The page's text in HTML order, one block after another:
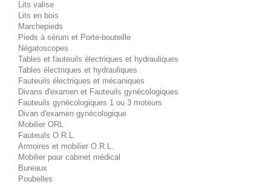
Lits valise
Lits en bois
Marchepieds
Pieds à sérum et Porte-bouteille
Négatoscopes
Tables et fauteuils électriques et hydrauliques
Tables électriques et hydrauliques
Fauteuils électriques et mécaniques
Divans d'examen et Fauteuils gynécologiques
Fauteuils gynécologiques 1 ou 3 moteurs
Divan d'examen gynécologique
Mobilier ORL
Fauteuils O.R.L.
Armoires et mobilier O.R.L.
Mobilier pour cabinet médical
Bureaux
Poubelles